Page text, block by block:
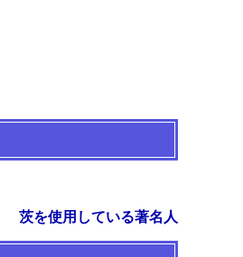
茨を使用している著名人